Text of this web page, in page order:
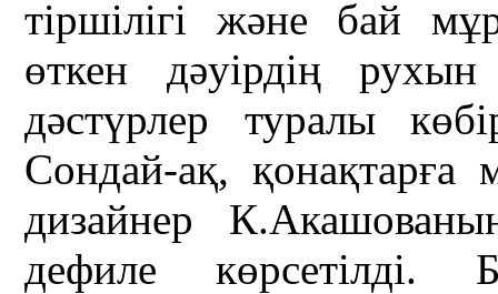
тіршілігі және бай
өткен дәуірдің
дәстүрлер туралы
Сондай-ақ, қонақтарға
дизайнер
дефиле көрсетілді.